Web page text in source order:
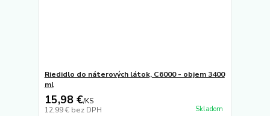
Riedidlo do náterových látok, C6000 - objem 3400
ml
15,98 €/KS
12,99 € bez DPH Skladom